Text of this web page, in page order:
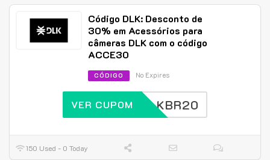
Código DLK: Desconto de
30% em Acessórios para
câmeras DLK com o código
ACCE30
CÓDIGO No Expires
DLKBR20
VER CUPOM
150 Used - 0 Today